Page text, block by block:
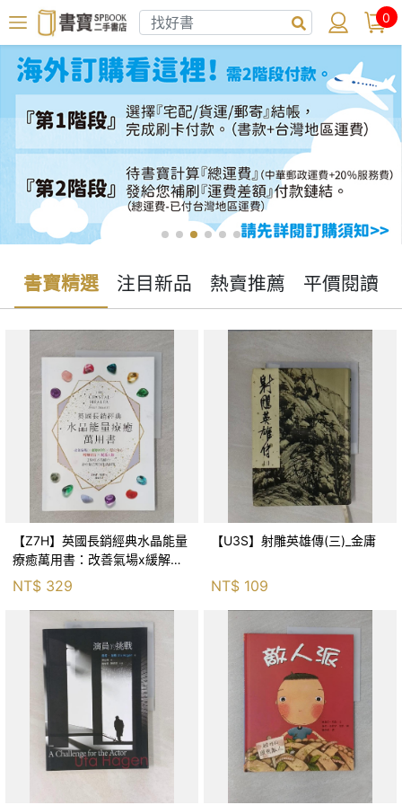
0
書寶精選 注目新品 熱賣推薦 平價閱讀
【Z7H】英國長銷經典水晶能量
療癒萬用書：改善氣場x緩解疼
痛x穩定身心x增加財富x促進人
緣，250種水晶礦石給你最完整
的生活對策_菲利
NT$ 329
【U3S】射雕英雄傳(三)_金庸
NT$ 109